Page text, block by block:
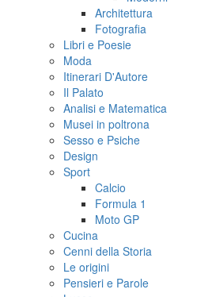
Architettura
Fotografia
Libri e Poesie
Moda
Itinerari D'Autore
Il Palato
Analisi e Matematica
Musei in poltrona
Sesso e Psiche
Design
Sport
Calcio
Formula 1
Moto GP
Cucina
Cenni della Storia
Le origini
Pensieri e Parole